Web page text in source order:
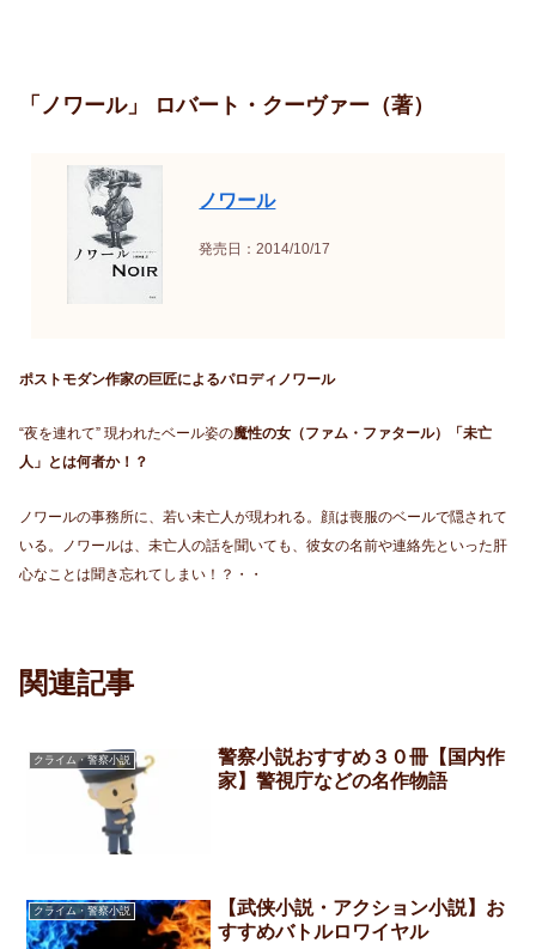
「ノワール」 ロバート・クーヴァー（著）
ノワール
発売日：2014/10/17
ポストモダン作家の巨匠によるパロディノワール
“夜を連れて” 現われたベール姿の魔性の女（ファム・ファタール）「未亡
人」とは何者か！？
ノワールの事務所に、若い未亡人が現われる。顔は喪服のベールで隠されて
いる。ノワールは、未亡人の話を聞いても、彼女の名前や連絡先といった肝
心なことは聞き忘れてしまい！？・・
関連記事
クライム・警察小説
警察小説おすすめ３０冊【国内作
家】警視庁などの名作物語
クライム・警察小説
【武侠小説・アクション小説】お
すすめバトルロワイヤル